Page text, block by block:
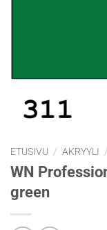
ETUSIVU / AKRYYLI /
WN
green